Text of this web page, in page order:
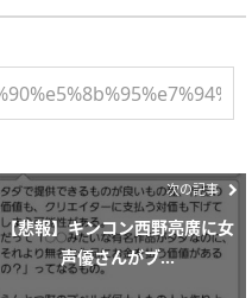
次の記事
【悲報】キンコン西野亮廣に女
声優さんがブ...